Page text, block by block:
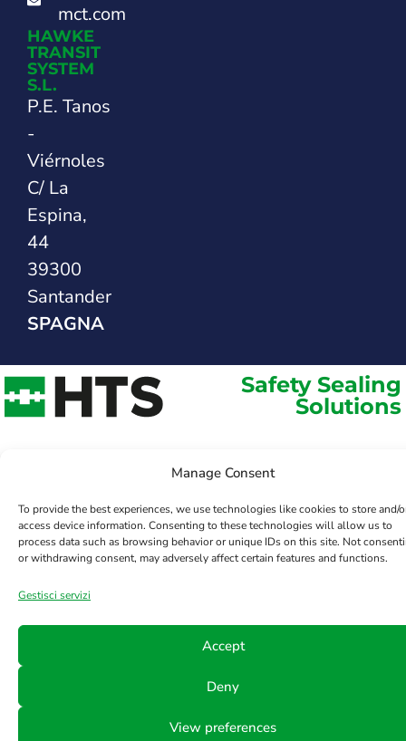
Manage Consent
To provide the best experiences, we use technologies like cookies to store and/
access device information. Consenting to these technologies will allow us to
process data such as browsing behavior or unique IDs on this site. Not
or withdrawing consent, may adversely affect certain features and functions.
Gestisci servizi
Accept
Deny
View preferences
mct.com
HAWKE
TRANSIT
SYSTEM
S.L.
P.E. Tanos
-
Viérnoles
C/ La
Espina,
44
39300
Santander
SPAGNA
Safety Sealing
Solutions